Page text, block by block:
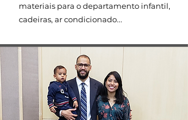
materiais para o departamento infantil,
cadeiras, ar condicionado...